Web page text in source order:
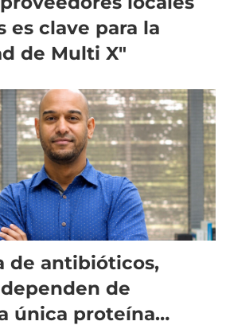
clave para la
de Multi X"
de antibióticos,
de
única proteína